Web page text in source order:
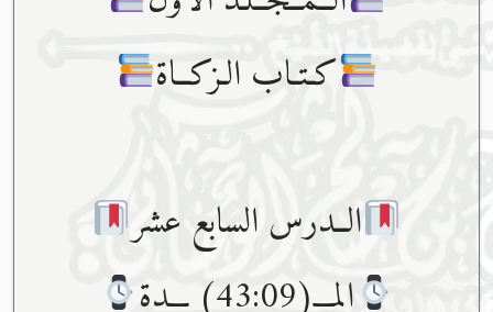
كـتـاب الـزكــاة
الــدرس السابع عشر
المـــ(43:09) ـــدة